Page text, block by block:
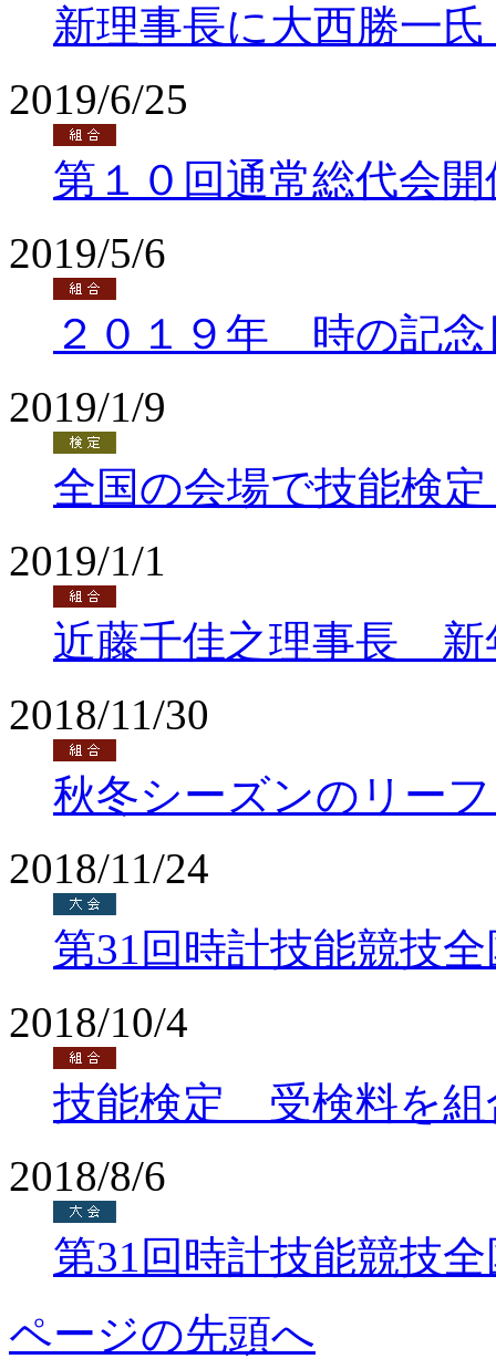
新理事長に大西勝一
2019/6/25
第１０回通常総代会開
2019/5/6
２０１９年 時の記
2019/1/9
全国の会場で技能検
2019/1/1
近藤千佳之理事長 新
2018/11/30
秋冬シーズンのリー
2018/11/24
第31回時計技能競技
2018/10/4
技能検定 受検料を組
2018/8/6
第31回時計技能競技
ページの先頭へ